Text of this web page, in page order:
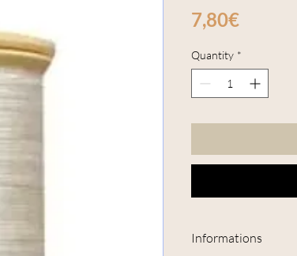
7,80€Price
Quantity *
Informations